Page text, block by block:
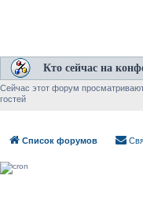
Кто сейчас на
Сейчас этот форум
гостей
Список форумов